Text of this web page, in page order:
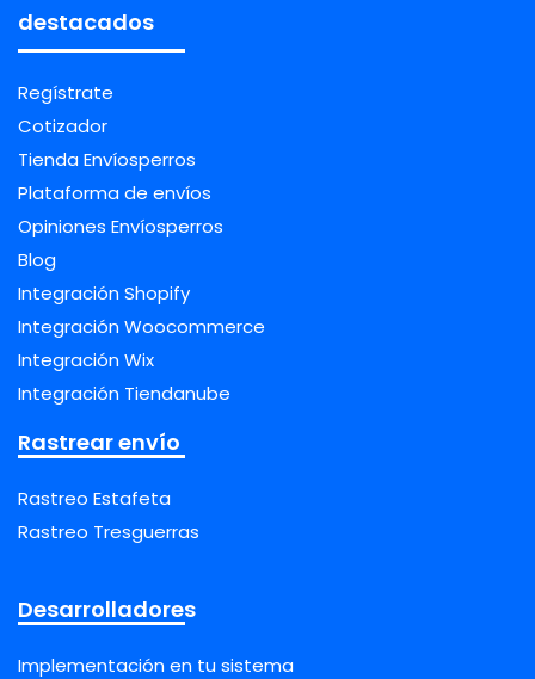
destacados
Regístrate
Cotizador
Tienda Envíosperros
Plataforma de envíos
Opiniones Envíosperros
Blog
Integración Shopify
Integración Woocommerce
Integración Wix
Integración Tiendanube
Rastrear envío
Rastreo Estafeta
Rastreo Tresguerras
Desarrolladores
Implementación en tu sistema